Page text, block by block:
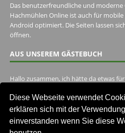
Diese Webseite verwendet
erklären sich mit der
einverstanden wenn Sie diese
Das benutzerfreundliche und
Hachmühlen Online ist auch für
Android optimiert. Die Seiten lassen
öffnen.
AUS UNSEREM GÄSTEBUCH
Hallo zusammen, ich hätte da etwas
Ich habe ein Jahr im Gasthaus Hugo
Unser Gästebuch besuchen